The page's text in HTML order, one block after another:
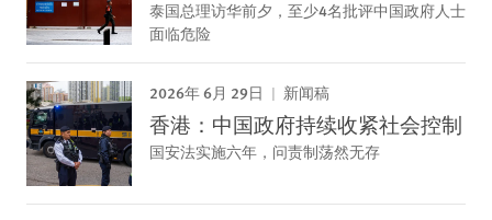
泰国总理访华前夕，至少4名批评中国政府人士
面临危险
2026年 6月 29日 新闻稿
香港：中国政府持续收紧社会控制
国安法实施六年，问责制荡然无存